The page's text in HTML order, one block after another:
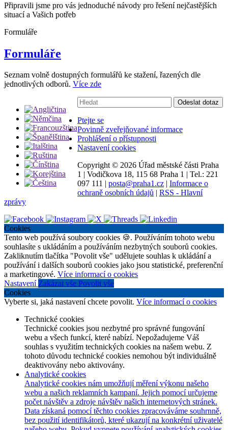
Připravili jsme pro vás jednoduché návody pro řešení nejčastějších
situací a Vašich potřeb
Formuláře
Formuláře
Seznam volně dostupných formulářů ke stažení, řazených dle
jednotlivých odborů. Více zde
Vyhledávání:
Odeslat dotaz
Ptejte se
Povinně zveřejňované informace
Prohlášení o přístupnosti
Nastavení cookies
Copyright © 2026 Úřad městské části Praha
1 | Vodičkova 18, 115 68 Praha 1 | Tel.: 221
097 111 | posta@praha1.cz | Informace o
ochraně osobních údajů | RSS - Hlavní
zprávy
Cookies
Tento web používá soubory cookies 🍪. Používáním tohoto webu
souhlasíte s ukládáním a používáním nezbytných souborů cookies.
Zakliknutím tlačítka "Povolit vše" udělujete souhlas k ukládání a
používání i dalších souborů cookies jako jsou statistické, preferenční
a marketingové. Více informací o cookies
Nastavení Zakázat vše Povolit vše
Cookies
Vyberte si, jaká nastavení chcete povolit. Více informací o cookies
Technické cookies
Technické cookies jsou nezbytné pro správné fungování
webu a všech funkcí, které nabízí. Nepožadujeme Váš
souhlas s využitím technických cookies na našem webu. Z
tohoto důvodu technické cookies nemohou být individuálně
deaktivovány nebo aktivovány.
Analytické cookies
Analytické cookies nám umožňují měření výkonu našeho
webu a našich reklamních kampaní. Jejich pomocí určujeme
počet návštěv a zdroje návštěv našich internetových stránek.
Data získaná pomocí těchto cookies zpracováváme souhrnně,
bez použití identifikátorů, které ukazují na konkrétní uživatelé